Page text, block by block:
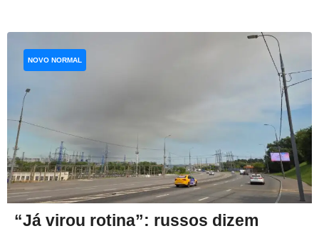
“Já virou rotina”: russos dizem
NOVO NORMAL